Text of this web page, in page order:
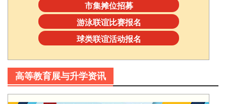
市集摊位招募
游泳联谊比赛报名
球类联谊活动报名
高等教育展与升学资讯